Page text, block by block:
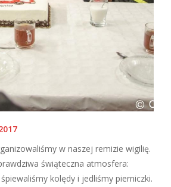
w naszej remizie wigilię.
świąteczna atmosfera:
kolędy i jedliśmy pierniczki.